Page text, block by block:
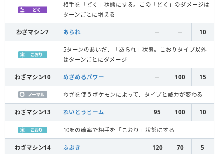
相手を「どく」状態にする。この「どく」のダメージは
ターンごとに増える
わざマシン7 あられ － － 10
5ターンのあいだ、「あられ」状態。こおりタイプ以外
はターンごとにダメージ
わざマシン10 めざめるパワー － 100 15
わざを使うポケモンによって、タイプと威力が変わる
わざマシン13 れいとうビーム 95 100 10
10%の確率で相手を「こおり」状態にする
わざマシン14 ふぶき 120 70 5